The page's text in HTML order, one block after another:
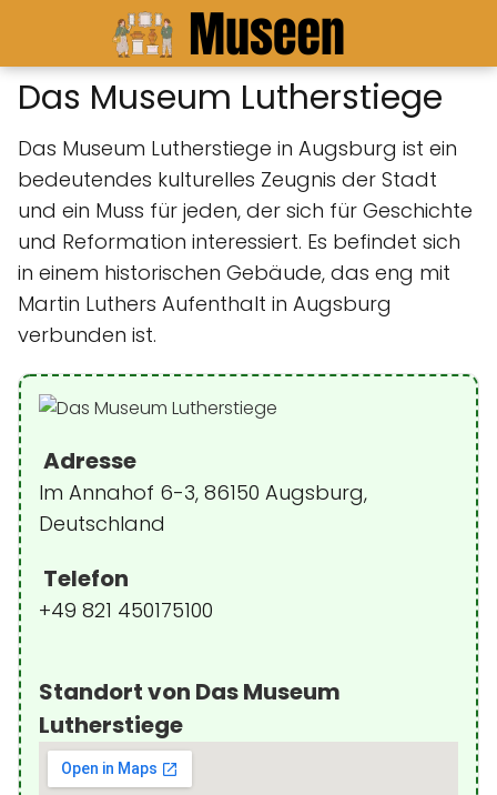
Das Museum Lutherstiege
Das Museum Lutherstiege in Augsburg ist ein
bedeutendes kulturelles Zeugnis der Stadt
und ein Muss für jeden, der sich für Geschichte
und Reformation interessiert. Es befindet sich
in einem historischen Gebäude, das eng mit
Martin Luthers Aufenthalt in Augsburg
verbunden ist.
Adresse
Im Annahof 6-3, 86150 Augsburg,
Deutschland
Telefon
+49 821 450175100
Standort von Das Museum
Lutherstiege